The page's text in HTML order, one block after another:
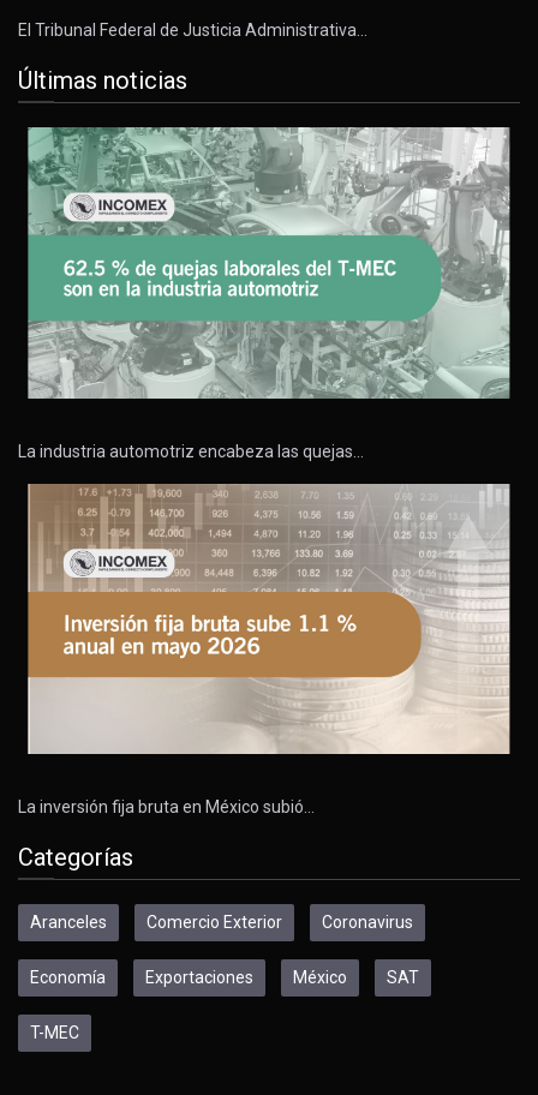
El Tribunal Federal de Justicia Administrativa…
Últimas noticias
La industria automotriz encabeza las quejas…
La inversión fija bruta en México subió…
Categorías
Aranceles Comercio Exterior Coronavirus
Economía Exportaciones México SAT
T-MEC